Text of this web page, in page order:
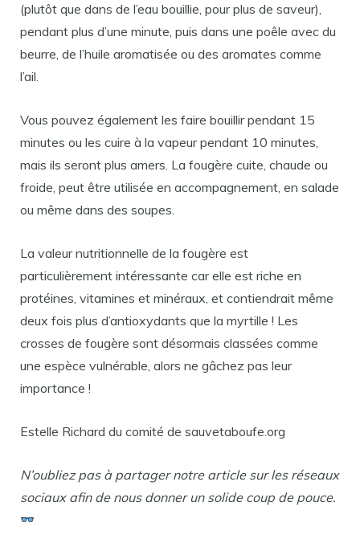
(plutôt que dans de l’eau bouillie, pour plus de saveur),
pendant plus d’une minute, puis dans une poêle avec du
beurre, de l’huile aromatisée ou des aromates comme
l’ail.
Vous pouvez également les faire bouillir pendant 15
minutes ou les cuire à la vapeur pendant 10 minutes,
mais ils seront plus amers. La fougère cuite, chaude ou
froide, peut être utilisée en accompagnement, en salade
ou même dans des soupes.
La valeur nutritionnelle de la fougère est
particulièrement intéressante car elle est riche en
protéines, vitamines et minéraux, et contiendrait même
deux fois plus d’antioxydants que la myrtille ! Les
crosses de fougère sont désormais classées comme
une espèce vulnérable, alors ne gâchez pas leur
importance !
Estelle Richard du comité de sauvetaboufe.org
N’oubliez pas à partager notre article sur les réseaux
sociaux afin de nous donner un solide coup de pouce.